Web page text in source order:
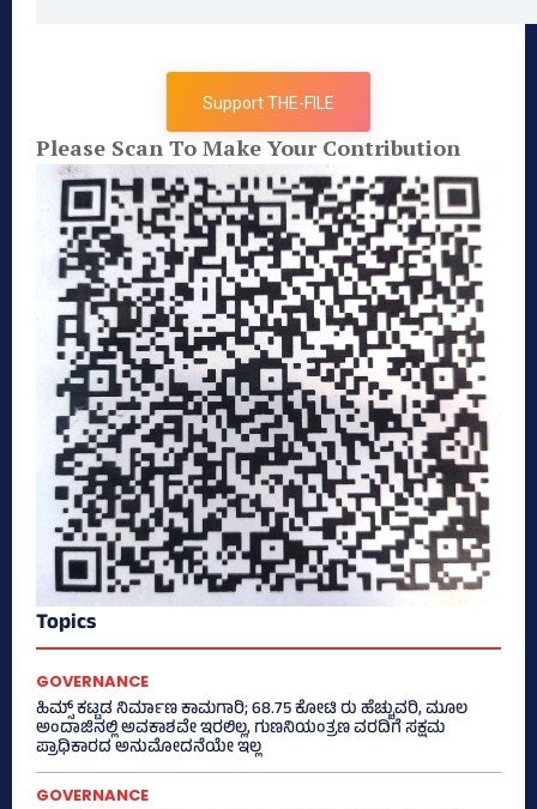
Support THE-FILE
Please Scan To Make Your Contribution
Topics
GOVERNANCE
ಹಿಮ್ಸ್‌ ಕಟ್ಟಡ ನಿರ್ಮಾಣ ಕಾಮಗಾರಿ; 68.75 ಕೋಟಿ ರು ಹೆಚ್ಚುವರಿ, ಮೂಲ
ಅಂದಾಜಿನಲ್ಲಿ ಅವಕಾಶವೇ ಇರಲಿಲ್ಲ, ಗುಣನಿಯಂತ್ರಣ ವರದಿಗೆ ಸಕ್ಷಮ
ಪ್ರಾಧಿಕಾರದ ಅನುಮೋದನೆಯೇ ಇಲ್ಲ
GOVERNANCE